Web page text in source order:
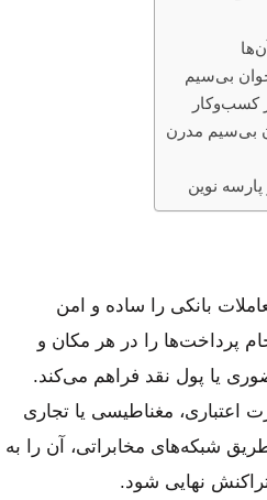
بی‌سیم
کسب‌وکار
بی‌سیم مدرن
نوین
بانکی را ساده و امن
پرداخت‌ها را در هر مکان و
یا پول نقد فراهم می‌کند.
اعتباری، مغناطیسی یا تجاری
شبکه‌های مخابراتی، آن را به
نهایی شود.